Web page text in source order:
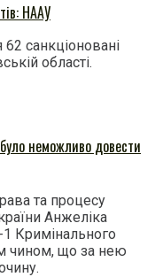
НААУ
62 санкціоновані
області.
неможливо довести
та процесу
Анжеліка
Кримінального
чином, що за нею